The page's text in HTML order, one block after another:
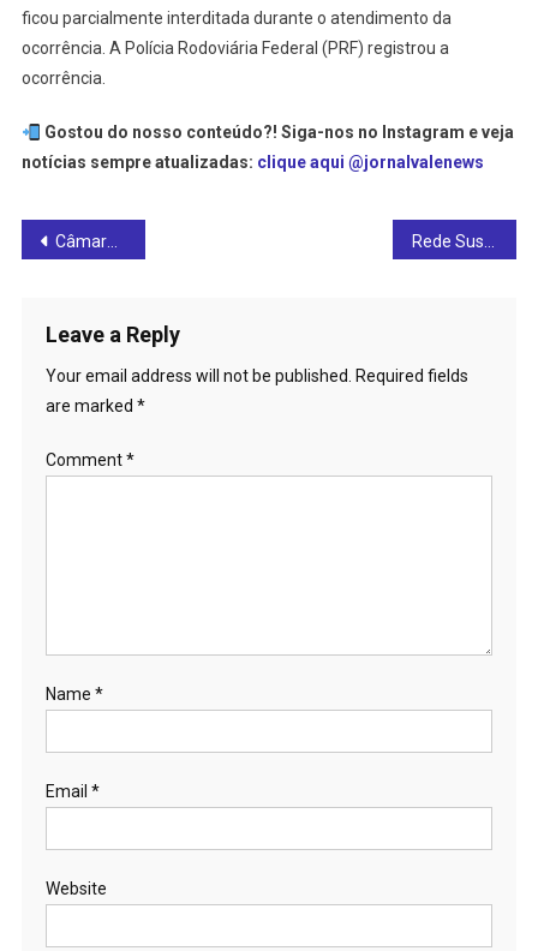
ficou parcialmente interditada durante o atendimento da
ocorrência. A Polícia Rodoviária Federal (PRF) registrou a
ocorrência.
Gostou do nosso conteúdo?! Siga-nos no Instagram e veja
notícias sempre atualizadas: clique aqui @jornalvalenews
Post
Câmara Municipal de Ceres realiza a 1ª Sessão Ordinária do mês de agosto de 2024: confira Rede Sustentabilidade terá candidato a prefeito de Ceres: Alex Almeida foi oficializado juntamente com Ivo Evangelista
Leave a Reply
Your email address will not be published. Required fields
are marked *
Comment*
Name *
Email *
Website